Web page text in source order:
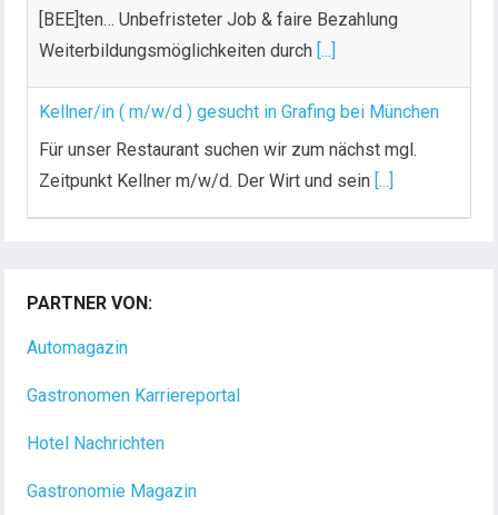
[BEE]ten… Unbefristeter Job & faire Bezahlung
Weiterbildungsmöglichkeiten durch [...]
Kellner/in ( m/w/d ) gesucht in Grafing bei München
Für unser Restaurant suchen wir zum nächst mgl.
Zeitpunkt Kellner m/w/d. Der Wirt und sein [...]
PARTNER VON:
Automagazin
Gastronomen Karriereportal
Hotel Nachrichten
Gastronomie Magazin